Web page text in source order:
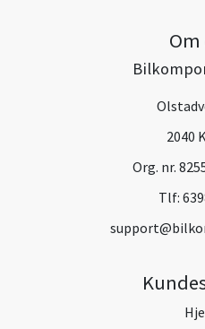
Om
2040
Org. nr.
Tlf: